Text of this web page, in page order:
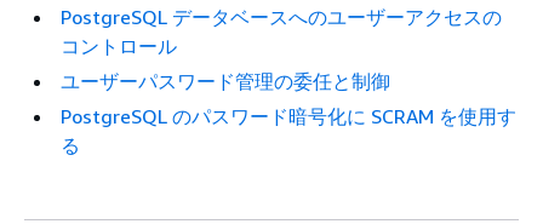
PostgreSQL データベースへのユーザーアクセスの
コントロール
ユーザーパスワード管理の委任と制御
PostgreSQL のパスワード暗号化に SCRAM を使用す
る